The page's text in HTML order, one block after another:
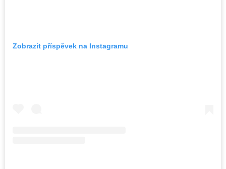
Zobrazit příspěvek na Instagramu